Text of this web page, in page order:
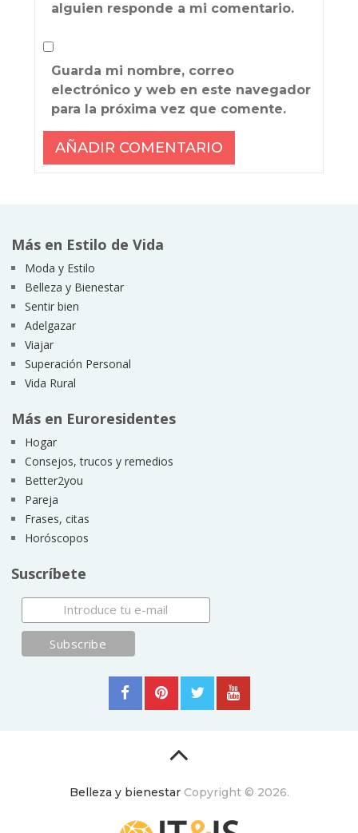
alguien responde a mi comentario.
Guarda mi nombre, correo
electrónico y web en este navegador
para la próxima vez que comente.
Más en Estilo de Vida
Moda y Estilo
Belleza y Bienestar
Sentir bien
Adelgazar
Viajar
Superación Personal
Vida Rural
Más en Euroresidentes
Hogar
Consejos, trucos y remedios
Better2you
Pareja
Frases, citas
Horóscopos
Suscríbete
Belleza y bienestarCopyright © 2026.